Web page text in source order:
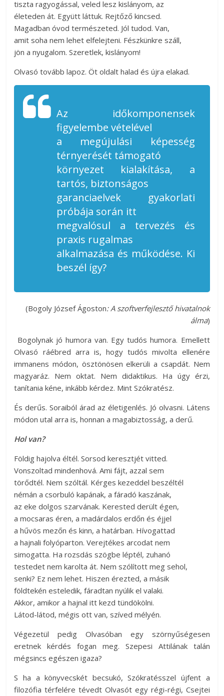
tiszta ragyogással, veled lesz kislányom, az
életeden át. Együtt láttuk. Rejtőző kincsed.
Magadban óvod természeted. Jól tudod. Van,
amit soha nem lehet elfelejteni. Fészkünkre száll,
jön a nyugalom. Szeretlek, kislányom!
Olvasó tovább lapoz. Öt oldalt halad és újra elakad.
Az időkomponensek
figyelembe vételével
a megújulási képesség
térnyerését támogató
környezet kialakítása, a
tartós, biztonságos
garanciaelvek gyakorlati
próbája során itt
megvalósul a tervezés és
praxis rugalmas
alkalmazása és működése. Ki
beszél így?
(Bogoly József Ágoston: A szoftverfejlesztő hivatalnok
álma)
Bogolynak jó humora van. Egy tudós humora. Emellett
Olvasó ráébred arra is, hogy tudós mivolta ellenére
immanens módon, ösztönösen elkerüli a csapdát. Nem
magyaráz. Nem oktat. Nem didaktikus. Ha úgy érzi,
tanítania kéne, inkább kérdez. Mint Szókratész.
És derűs. Soraiból árad az életigenlés. Jó olvasni. Látens
módon utal arra is, honnan a magabiztosság, a derű.
Hol van?
Földig hajolva éltél. Sorsod keresztjét vitted.
Vonszoltad mindenhová. Ami fájt, azzal sem
törődtél. Nem szóltál. Kérges kezeddel beszéltél
némán a csorbuló kapának, a fáradó kaszának,
az eke dolgos szarvának. Kerested derült égen,
a mocsaras éren, a madárdalos erdőn és éjjel
a hűvös mezőn és kinn, a határban. Hívogattad
a hajnali folyóparton. Verejtékes arcodat nem
simogatta. Ha rozsdás szögbe léptél, zuhanó
testedet nem karolta át. Nem szólított meg sehol,
senki? Ez nem lehet. Hiszen érezted, a másik
földtekén esteledik, fáradtan nyúlik el valaki.
Akkor, amikor a hajnal itt kezd tündökölni.
Látod-látod, mégis ott van, szíved mélyén.
Végezetül pedig Olvasóban egy szörnyűségesen
eretnek kérdés fogan meg. Szepesi Attilának talán
mégsincs egészen igaza?
S ha a könyvecskét becsukó, Szókratésszel újfent a
filozófia térfelére tévedt Olvasót egy régi-régi, Csejtei